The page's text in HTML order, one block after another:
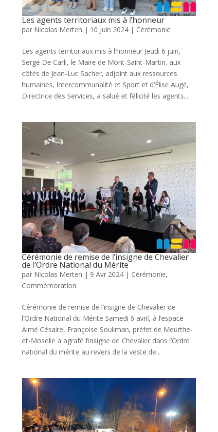
Les agents territoriaux mis à l’honneur
par Nicolas Merten | 10 Juin 2024| Cérémonie
Les agents territoriaux mis à l’honneur Jeudi 6 juin,
Serge De Carli, le Maire de Mont-Saint-Martin, aux
côtés de Jean-Luc Sacher, adjoint aux ressources
humaines, Intercommunalité et Sport et d’Élise Augé,
Directrice des Services, a salué et félicité les agents...
Cérémonie de remise de l’insigne de Chevalier
de l’Ordre National du Mérite
par Nicolas Merten | 9 Avr 2024| Cérémonie,
Commémoration
Cérémonie de remise de l’insigne de Chevalier de
l’Ordre National du Mérite Samedi 6 avril, à l’espace
Aimé Césaire, Françoise Souliman, préfet de Meurthe-
et-Moselle a agrafé l’insigne de Chevalier dans l’Ordre
national du mérite au revers de la veste de...